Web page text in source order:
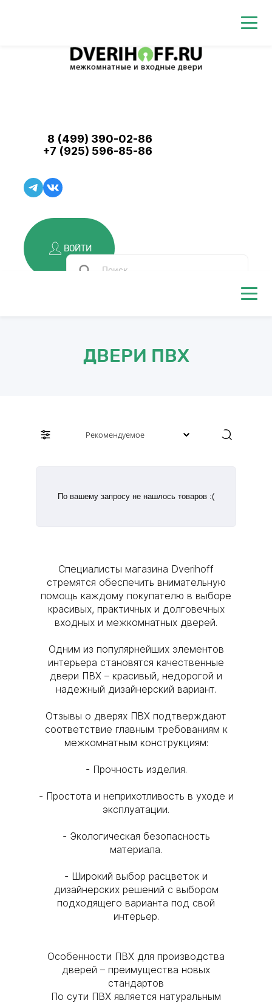
8 (499) 390-02-86
+7 (925) 596-85-86
ВОЙТИ
ДВЕРИ ПВХ
По вашему запросу не нашлось товаров :(
Специалисты магазина Dverihoff
стремятся обеспечить внимательную
помощь каждому покупателю в выборе
красивых, практичных и долговечных
входных и межкомнатных дверей.
Одним из популярнейших элементов
интерьера становятся качественные
двери ПВХ – красивый, недорогой и
надежный дизайнерский вариант.
Отзывы о дверях ПВХ подтверждают
соответствие главным требованиям к
межкомнатным конструкциям:
- Прочность изделия.
- Простота и неприхотливость в уходе и
эксплуатации.
- Экологическая безопасность
материала.
- Широкий выбор расцветок и
дизайнерских решений с выбором
подходящего варианта под свой
интерьер.
Особенности ПВХ для производства
дверей – преимущества новых
стандартов
По сути ПВХ является натуральным